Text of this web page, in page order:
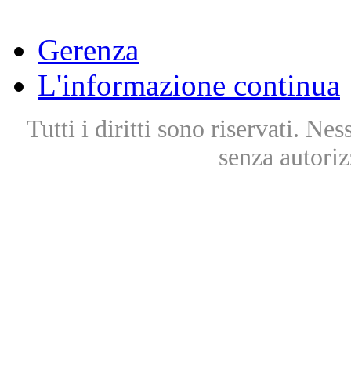
Gerenza
L'informazione continua
Tutti i diritti sono riservati.
senza